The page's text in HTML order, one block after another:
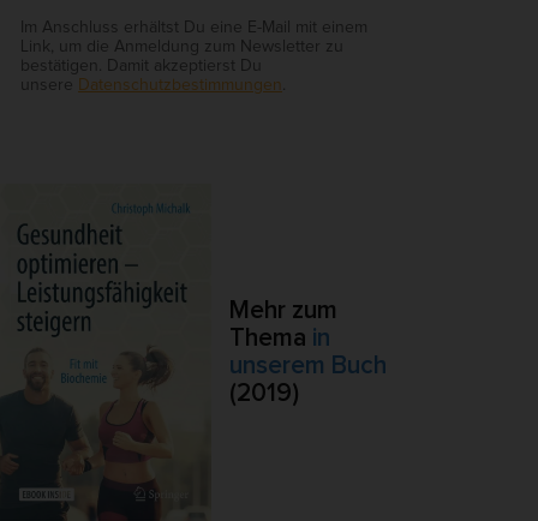
Im Anschluss erhältst Du eine E-Mail mit einem
Link, um die Anmeldung zum Newsletter zu
bestätigen. Damit akzeptierst Du
unsere Datenschutzbestimmungen .
Mehr zum
Thema in
unserem Buch
(2019)
Externe Medien